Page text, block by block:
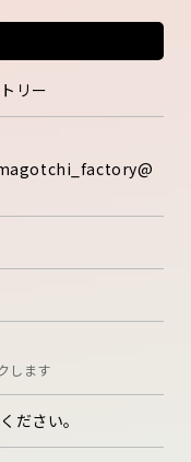
リー
します
ださい。